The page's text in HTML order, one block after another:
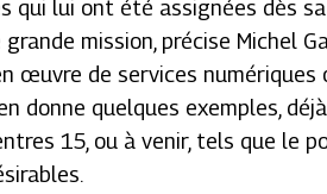
qui lui ont été assignées dès sa
grande mission, précise Michel
œuvre de services
donne quelques exemples,
15, ou à venir, tels que le